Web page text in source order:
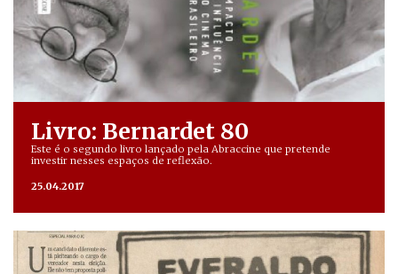
Livro: Bernardet 80
Este é o segundo livro lançado pela Abraccine que pretende
investir nesses espaços de reflexão.
25.04.2017